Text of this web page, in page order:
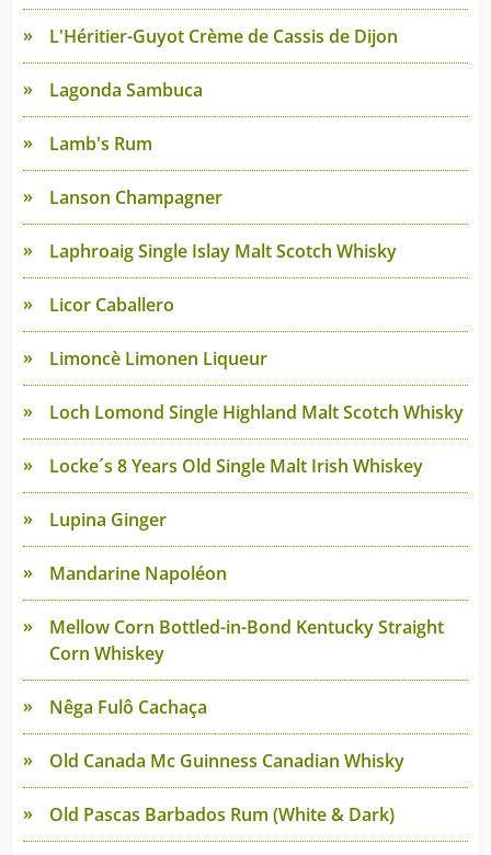
L'Héritier-Guyot Crème de Cassis de Dijon
Lagonda Sambuca
Lamb's Rum
Lanson Champagner
Laphroaig Single Islay Malt Scotch Whisky
Licor Caballero
Limoncè Limonen Liqueur
Loch Lomond Single Highland Malt Scotch Whisky
Locke´s 8 Years Old Single Malt Irish Whiskey
Lupina Ginger
Mandarine Napoléon
Mellow Corn Bottled-in-Bond Kentucky Straight
Corn Whiskey
Nêga Fulô Cachaça
Old Canada Mc Guinness Canadian Whisky
Old Pascas Barbados Rum (White & Dark)